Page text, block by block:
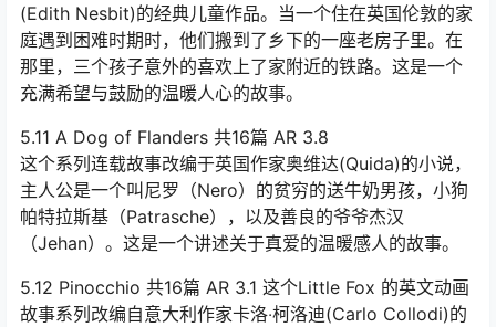
(Edith Nesbit)的经典儿童作品。当一个住在英国伦敦的家
庭遇到困难时期时，他们搬到了乡下的一座老房子里。在
那里，三个孩子意外的喜欢上了家附近的铁路。这是一个
充满希望与鼓励的温暖人心的故事。
5.11 A Dog of Flanders 共16篇 AR 3.8
这个系列连载故事改编于英国作家奥维达(Quida)的小说，
主人公是一个叫尼罗（Nero）的贫穷的送牛奶男孩，小狗
帕特拉斯基（Patrasche），以及善良的爷爷杰汉
（Jehan）。这是一个讲述关于真爱的温暖感人的故事。
5.12 Pinocchio 共16篇 AR 3.1 这个Little Fox 的英文动画
故事系列改编自意大利作家卡洛‧柯洛迪(Carlo Collodi)的